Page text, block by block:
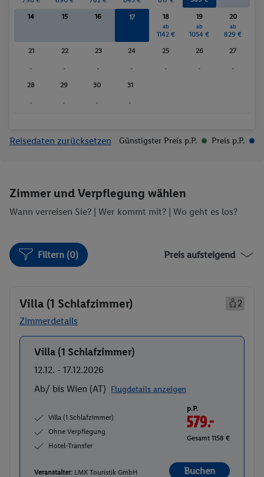
14 15 16 17 18
ab
1142 €
19
ab
1054 €
20
ab
829 €
21
-
22
-
23
-
24
-
25
-
26
-
27
-
28
-
29
-
30
-
31
-
Reisedaten zurücksetzen Günstigster Preis p.P. Preis p.P.
Zimmer und Verpflegung wählen
Wann verreisen Sie? | Wer kommt mit? | Wo geht es los?
Filtern (0) Preis aufsteigend
Villa (1 Schlafzimmer)
2
Zimmerdetails
Buchen
Villa (1 Schlafzimmer)
12.12. - 17.12.2026
Ab/ bis Wien (AT) Flugdetails anzeigen
Villa (1 Schlafzimmer)
Ohne Verpflegung
Hotel-Transfer
p.P.
579.-
Gesamt 1158 €
Veranstalter: LMX Touristik GmbH Buchen